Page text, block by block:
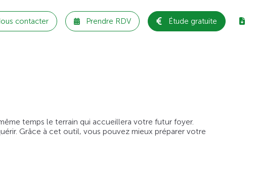
contacter Prendre RDV Étude gratuite
temps le terrain qui accueillera votre futur foyer.
Grâce à cet outil, vous pouvez mieux préparer votre